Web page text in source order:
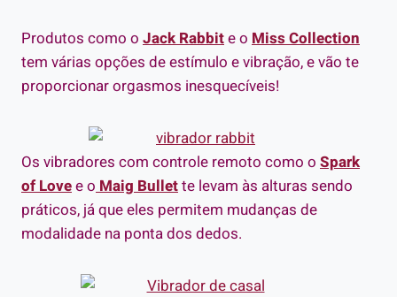
Produtos como o Jack Rabbite o Miss Collection
tem várias opções de estímulo e vibração, e vão te
proporcionar orgasmos inesquecíveis!
Os vibradores com controle remoto como o Spark
of Lovee o Maig Bullette levam às alturas sendo
práticos, já que eles permitem mudanças de
modalidade na ponta dos dedos.